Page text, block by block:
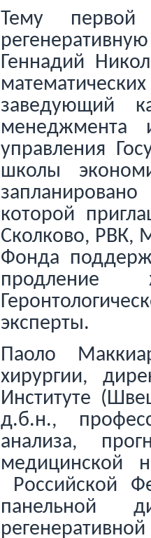
Тему первой
Геннадий
заведующий
менеджмента
управления
школы
которой
Сколково, РВК,
Фонда
продление
эксперты.
Паоло
хирургии,
Институте
д.б.н.,
анализа,
медицинской
Российской
панельной